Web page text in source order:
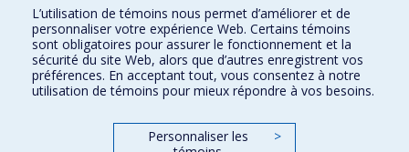
Plan du site
Signaler une erreur
Accessibilité
FACULTÉ DES ARTS ET DES SCIENCES
Nos départements et écoles
L’utilisation de témoins nous permet d’améliorer et de
personnaliser votre expérience Web. Certains témoins
sont obligatoires pour assurer le fonctionnement et la
sécurité du site Web, alors que d’autres enregistrent vos
préférences. En acceptant tout, vous consentez à notre
utilisation de témoins pour mieux répondre à vos besoins.
Personnaliser les
>